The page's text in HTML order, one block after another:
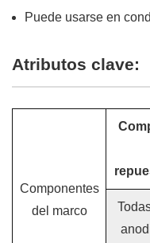
Puede usarse en
Atributos clave:
Componentes
del marco